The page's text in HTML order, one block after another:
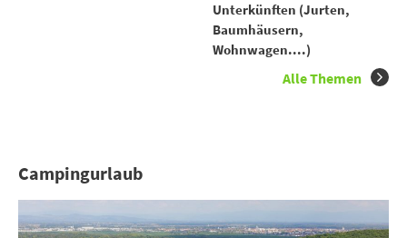
Unterkünften (Jurten,
Baumhäusern,
Wohnwagen....)
Alle Themen
Campingurlaub